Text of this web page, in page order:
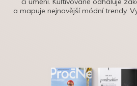
a mapuje nejnovější módní trendy.